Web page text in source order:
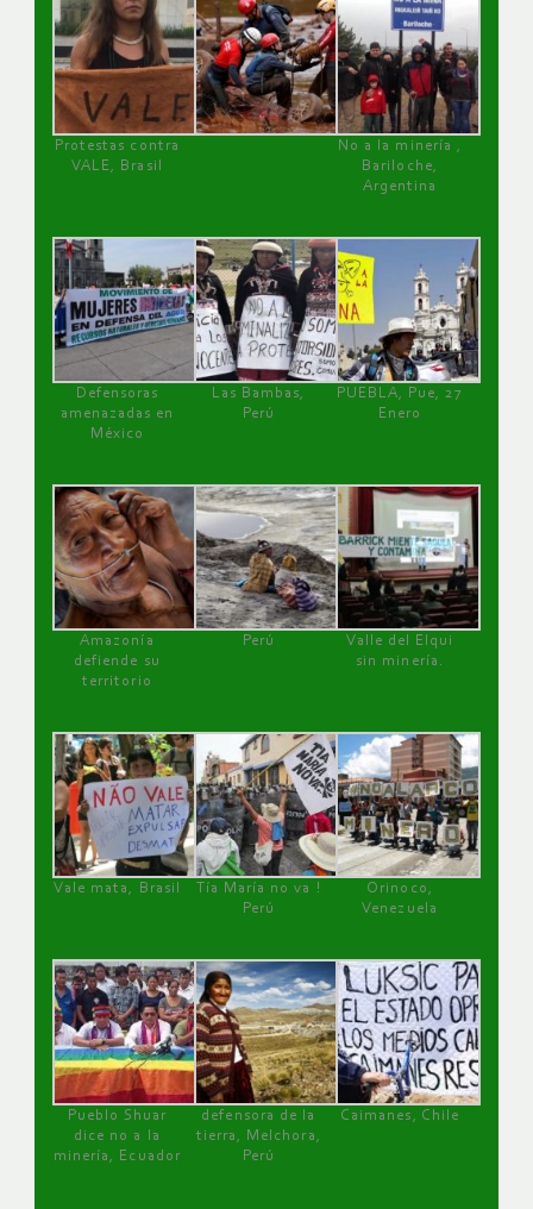
Protestas contra
VALE, Brasil
No a la minería ,
Bariloche,
Argentina
Defensoras
amenazadas en
México
Las Bambas,
Perú
PUEBLA, Pue, 27
Enero
Amazonía
defiende su
territorio
Perú
Valle del Elqui
sin minería.
Vale mata, Brasil
Tía María no va !
Perú
Orinoco,
Venezuela
Pueblo Shuar
dice no a la
minería, Ecuador
defensora de la
tierra, Melchora,
Perú
Caimanes, Chile